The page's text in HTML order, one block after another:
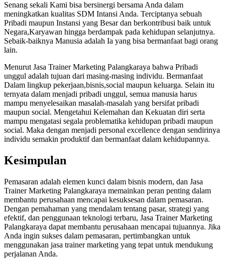
Senang sekali Kami bisa bersinergi bersama Anda dalam
meningkatkan kualitas SDM Intansi Anda. Terciptanya sebuah
Pribadi maupun Instansi yang Besar dan berkontribusi baik untuk
Negara,Karyawan hingga berdampak pada kehidupan selanjutnya.
Sebaik-baiknya Manusia adalah Ia yang bisa bermanfaat bagi orang
lain.
Menurut Jasa Trainer Marketing Palangkaraya bahwa Pribadi
unggul adalah tujuan dari masing-masing individu. Bermanfaat
Dalam lingkup pekerjaan,bisnis,social maupun keluarga. Selain itu
ternyata dalam menjadi pribadi unggul, semua manusia harus
mampu menyelesaikan masalah-masalah yang bersifat pribadi
maupun social. Mengetahui Kelemahan dan Kekuatan diri serta
mampu mengatasi segala problematika kehidupan pribadi maupun
social. Maka dengan menjadi personal excellence dengan sendirinya
individu semakin produktif dan bermanfaat dalam kehidupannya.
Kesimpulan
Pemasaran adalah elemen kunci dalam bisnis modern, dan Jasa
Trainer Marketing Palangkaraya memainkan peran penting dalam
membantu perusahaan mencapai kesuksesan dalam pemasaran.
Dengan pemahaman yang mendalam tentang pasar, strategi yang
efektif, dan penggunaan teknologi terbaru, Jasa Trainer Marketing
Palangkaraya dapat membantu perusahaan mencapai tujuannya. Jika
Anda ingin sukses dalam pemasaran, pertimbangkan untuk
menggunakan jasa trainer marketing yang tepat untuk mendukung
perjalanan Anda.